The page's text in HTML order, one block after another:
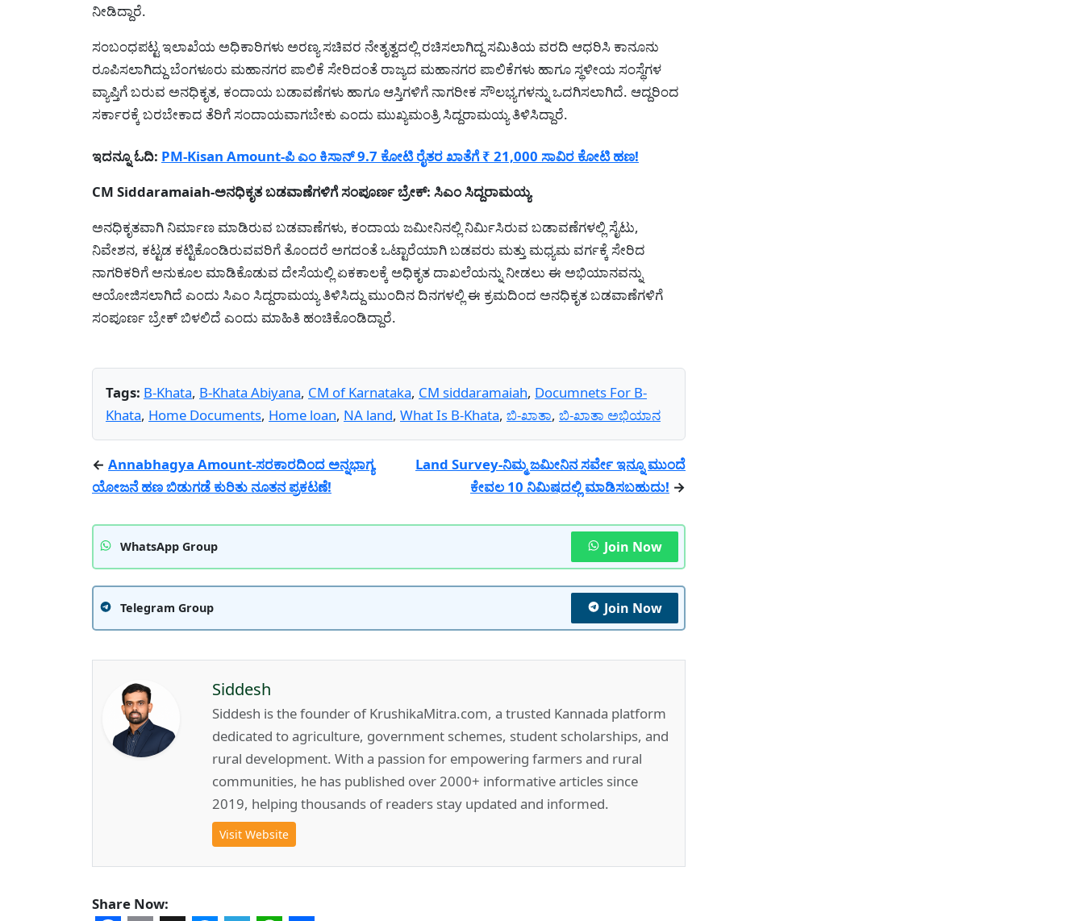
ನೀಡಿದ್ದಾರೆ.
ಸಂಬಂಧಪಟ್ಟ ಇಲಾಖೆಯ ಅಧಿಕಾರಿಗಳು ಅರಣ್ಯ ಸಚಿವರ ನೇತೃತ್ವದಲ್ಲಿ ರಚಿಸಲಾಗಿದ್ದ ಸಮಿತಿಯ ವರದಿ ಆಧರಿಸಿ ಕಾನೂನು
ರೂಪಿಸಲಾಗಿದ್ದು ಬೆಂಗಳೂರು ಮಹಾನಗರ ಪಾಲಿಕೆ ಸೇರಿದಂತೆ ರಾಜ್ಯದ ಮಹಾನಗರ ಪಾಲಿಕೆಗಳು ಹಾಗೂ ಸ್ಥಳೀಯ ಸಂಸ್ಥೆಗಳ
ವ್ಯಾಪ್ತಿಗೆ ಬರುವ ಅನಧಿಕೃತ, ಕಂದಾಯ ಬಡಾವಣೆಗಳು ಹಾಗೂ ಆಸ್ತಿಗಳಿಗೆ ನಾಗರೀಕ ಸೌಲಭ್ಯಗಳನ್ನು ಒದಗಿಸಲಾಗಿದೆ. ಆದ್ದರಿಂದ
ಸರ್ಕಾರಕ್ಕೆ ಬರಬೇಕಾದ ತೆರಿಗೆ ಸಂದಾಯವಾಗಬೇಕು ಎಂದು ಮುಖ್ಯಮಂತ್ರಿ ಸಿದ್ದರಾಮಯ್ಯ ತಿಳಿಸಿದ್ದಾರೆ.
ಇದನ್ನೂ ಓದಿ: PM-Kisan Amount-ಪಿ ಎಂ ಕಿಸಾನ್ 9.7 ಕೋಟಿ ರೈತರ ಖಾತೆಗೆ ₹ 21,000 ಸಾವಿರ ಕೋಟಿ ಹಣ!
CM Siddaramaiah-ಅನಧಿಕೃತ ಬಡವಾಣೆಗಳಿಗೆ ಸಂಪೂರ್ಣ ಬ್ರೇಕ್: ಸಿಎಂ ಸಿದ್ದರಾಮಯ್ಯ
ಅನಧಿಕೃತವಾಗಿ ನಿರ್ಮಾಣ ಮಾಡಿರುವ ಬಡವಾಣೆಗಳು, ಕಂದಾಯ ಜಮೀನಿನಲ್ಲಿ ನಿರ್ಮಿಸಿರುವ ಬಡಾವಣೆಗಳಲ್ಲಿ ಸೈಟು,
ನಿವೇಶನ, ಕಟ್ಟಡ ಕಟ್ಟಿಕೊಂಡಿರುವವರಿಗೆ ತೊಂದರೆ ಅಗದಂತೆ ಒಟ್ಟಾರೆಯಾಗಿ ಬಡವರು ಮತ್ತು ಮಧ್ಯಮ ವರ್ಗಕ್ಕೆ ಸೇರಿದ
ನಾಗರಿಕರಿಗೆ ಅನುಕೂಲ ಮಾಡಿಕೊಡುವ ದೇಸೆಯಲ್ಲಿ ಏಕಕಾಲಕ್ಕೆ ಅಧಿಕೃತ ದಾಖಲೆಯನ್ನು ನೀಡಲು ಈ ಅಭಿಯಾನವನ್ನು
ಆಯೋಜಿಸಲಾಗಿದೆ ಎಂದು ಸಿಎಂ ಸಿದ್ದರಾಮಯ್ಯ ತಿಳಿಸಿದ್ದು ಮುಂದಿನ ದಿನಗಳಲ್ಲಿ ಈ ಕ್ರಮದಿಂದ ಅನಧಿಕೃತ ಬಡವಾಣೆಗಳಿಗೆ
ಸಂಪೂರ್ಣ ಬ್ರೇಕ್ ಬಿಳಲಿದೆ ಎಂದು ಮಾಹಿತಿ ಹಂಚಿಕೊಂಡಿದ್ದಾರೆ.
Tags: B-Khata, B-Khata Abiyana, CM of Karnataka, CM siddaramaiah, Documnets For B-
Khata, Home Documents, Home loan, NA land, What Is B-Khata, ಬಿ-ಖಾತಾ, ಬಿ-ಖಾತಾ ಅಭಿಯಾನ
← Annabhagya Amount-ಸರಕಾರದಿಂದ ಅನ್ನಭಾಗ್ಯ
ಯೋಜನೆ ಹಣ ಬಿಡುಗಡೆ ಕುರಿತು ನೂತನ ಪ್ರಕಟಣೆ!
Land Survey-ನಿಮ್ಮ ಜಮೀನಿನ ಸರ್ವೇ ಇನ್ನೂ ಮುಂದೆ
ಕೇವಲ 10 ನಿಮಿಷದಲ್ಲಿ ಮಾಡಿಸಬಹುದು! →
WhatsApp Group Join Now
Telegram Group Join Now
Siddesh
Siddesh is the founder of KrushikaMitra.com, a trusted Kannada platform
dedicated to agriculture, government schemes, student scholarships, and
rural development. With a passion for empowering farmers and rural
communities, he has published over 2000+ informative articles since
2019, helping thousands of readers stay updated and informed.
Visit Website
Share Now: